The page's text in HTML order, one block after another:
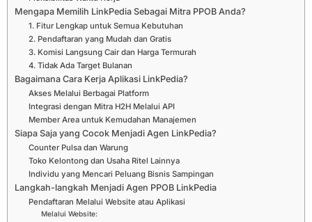
Mengapa Memilih LinkPedia Sebagai Mitra PPOB Anda?
1. Fitur Lengkap untuk Semua Kebutuhan
2. Pendaftaran yang Mudah dan Gratis
3. Komisi Langsung Cair dan Harga Termurah
4. Tidak Ada Target Bulanan
Bagaimana Cara Kerja Aplikasi LinkPedia?
Akses Melalui Berbagai Platform
Integrasi dengan Mitra H2H Melalui API
Member Area untuk Kemudahan Manajemen
Siapa Saja yang Cocok Menjadi Agen LinkPedia?
Counter Pulsa dan Warung
Toko Kelontong dan Usaha Ritel Lainnya
Individu yang Mencari Peluang Bisnis Sampingan
Langkah-langkah Menjadi Agen PPOB LinkPedia
Pendaftaran Melalui Website atau Aplikasi
Melalui Website: